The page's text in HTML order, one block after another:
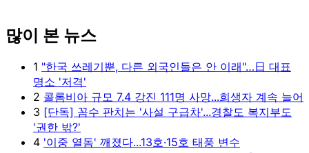
많이 본 뉴스
1 "한국 쓰레기뿐, 다른 외국인들은 안 이래"…日 대표
명소 '저격'
2 콜롬비아 규모 7.4 강진 111명 사망...희생자 계속 늘어
3 [단독] 꼼수 판치는 '사설 구급차'...경찰도 복지부도
'권한 밖?'
4 '이중 열돔' 깨졌다...13호·15호 태풍 변수